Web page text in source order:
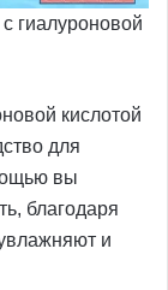
гиалуроновой
кислотой
для
вы
благодаря
и